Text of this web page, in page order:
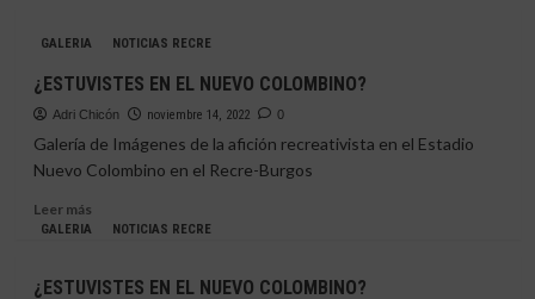
pone
la
venta
las
entradas
Memorial
González
GALERIA NOTICIAS RECRE
¿ESTUVISTES EN EL NUEVO COLOMBINO?
Adri Chicón noviembre 14, 2022 0
Galería de Imágenes de la afición recreativista en el Estadio
Nuevo Colombino en el Recre-Burgos
Leer másLeer
más
GALERIA NOTICIAS RECRE
¿ESTUVISTES EN EL NUEVO COLOMBINO?